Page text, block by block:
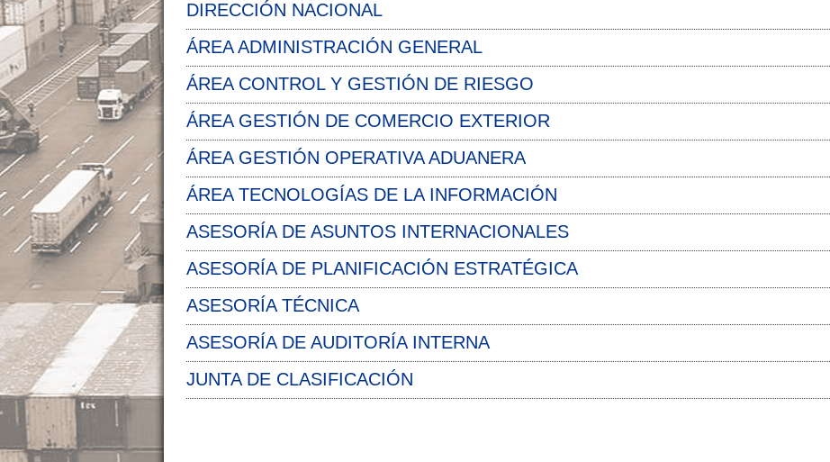
DIRECCIÓN NACIONAL
ÁREA ADMINISTRACIÓN GENERAL
ÁREA CONTROL Y GESTIÓN DE RIESGO
ÁREA GESTIÓN DE COMERCIO EXTERIOR
ÁREA GESTIÓN OPERATIVA ADUANERA
ÁREA TECNOLOGÍAS DE LA INFORMACIÓN
ASESORÍA DE ASUNTOS INTERNACIONALES
ASESORÍA DE PLANIFICACIÓN ESTRATÉGICA
ASESORÍA TÉCNICA
ASESORÍA DE AUDITORÍA INTERNA
JUNTA DE CLASIFICACIÓN